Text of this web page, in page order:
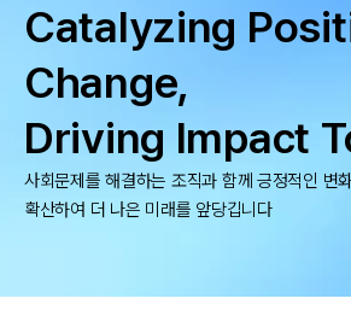
Catalyzing
Change,
Driving Impact
사회문제를 해결하는 조직과 함께 긍정적인 변
확산하여 더 나은 미래를 앞당깁니다